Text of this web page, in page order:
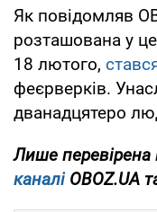
Як повідомляв
розташована у
18 лютого,
феєрверків.
дванадцятеро
Лише
каналіOBOZ.UA